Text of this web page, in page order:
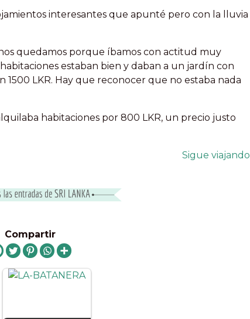
interesantes que apunté pero con la lluvia
quedamos porque íbamos con actitud muy
estaban bien y daban a un jardín con
1500 LKR. Hay que reconocer que no estaba nada
habitaciones por 800 LKR, un precio justo
Sigue viajando
Compartir